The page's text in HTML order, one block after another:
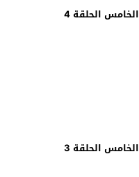
الحلقة 4
الحلقة 3